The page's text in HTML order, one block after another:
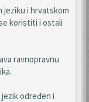
jeziku i hrvatskom
koristiti i ostali
ravnopravnu
određen i